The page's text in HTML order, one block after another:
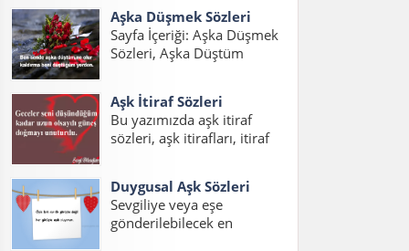
sözleri duygusal, sevgilim
için aşk sözleri ve sevgiliye
kısa aşk sözleri resimli
okuyabilirsiniz....
Aşka Düşmek Sözleri
Sayfa İçeriği: Aşka Düşmek
Sözleri, Aşka Düştüm
Aşık Oldum Sözleri, Aşka
Düşmek Sözleri Sevgiliye,
Sevdaya Tutuldum Sözleri,
Aşka Düşmek Sözleri
Sözleri Facebook Aşka...
Aşk İtiraf Sözleri
Bu yazımızda aşk itiraf
sözleri, aşk itirafları, itiraf
aşk itiraf sözleri yazılarını
bulabilirsiniz. Aşkını itiraf
etme sözleri yerine ve
Duygusal Aşk Sözleri
Sevgiliye veya eşe
gönderilebilecek en